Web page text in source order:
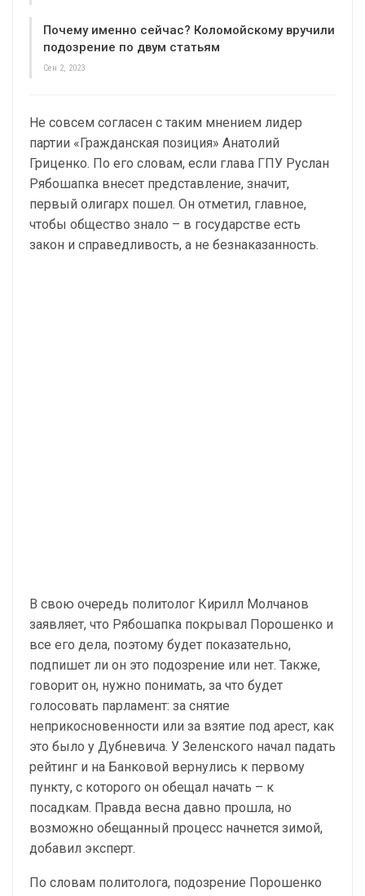
Почему именно сейчас? Коломойскому вручили
подозрение по двум статьям
Сен 2, 2023
Не совсем согласен с таким мнением лидер
партии «Гражданская позиция» Анатолий
Гриценко. По его словам, если глава ГПУ Руслан
Рябошапка внесет представление, значит,
первый олигарх пошел. Он отметил, главное,
чтобы общество знало – в государстве есть
закон и справедливость, а не безнаказанность.
В свою очередь политолог Кирилл Молчанов
заявляет, что Рябошапка покрывал Порошенко и
все его дела, поэтому будет показательно,
подпишет ли он это подозрение или нет. Также,
говорит он, нужно понимать, за что будет
голосовать парламент: за снятие
неприкосновенности или за взятие под арест, как
это было у Дубневича. У Зеленского начал падать
рейтинг и на Банковой вернулись к первому
пункту, с которого он обещал начать – к
посадкам. Правда весна давно прошла, но
возможно обещанный процесс начнется зимой,
добавил эксперт.
По словам политолога, подозрение Порошенко